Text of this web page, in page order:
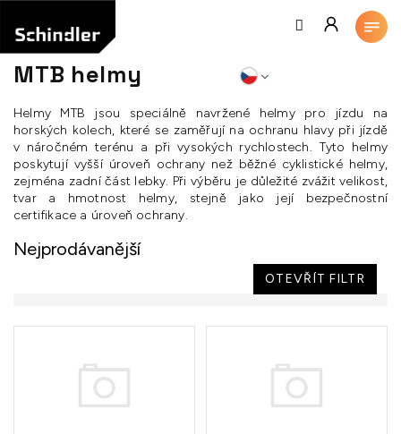
obsah
MTB helmy
Helmy MTB jsou speciálně navržené helmy pro jízdu na
horských kolech, které se zaměřují na ochranu hlavy při jízdě
v náročném terénu a při vysokých rychlostech. Tyto helmy
poskytují vyšší úroveň ochrany než běžné cyklistické helmy,
zejména zadní část lebky. Při výběru je důležité zvážit velikost,
tvar a hmotnost helmy, stejně jako její bezpečnostní
certifikace a úroveň ochrany.
Nejprodávanější
OTEVŘÍT FILTR
V